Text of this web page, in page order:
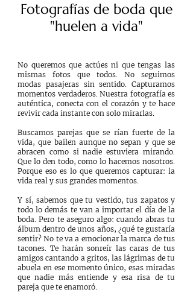
Fotografías de boda que
"huelen a vida"
No queremos que actúes ni que tengas las
mismas fotos que todos. No seguimos
modas pasajeras sin sentido. Capturamos
momentos verdaderos. Nuestra fotografía es
auténtica, conecta con el corazón y te hace
revivir cada instante con solo mirarlas.
Buscamos parejas que se rían fuerte de la
vida, que bailen aunque no sepan y que se
abracen como si nadie estuviera mirando.
Que lo den todo, como lo hacemos nosotros.
Porque eso es lo que queremos capturar: la
vida real y sus grandes momentos.
Y sí, sabemos que tu vestido, tus zapatos y
todo lo demás te van a importar el día de la
boda. Pero te aseguro algo: cuando abras tu
álbum dentro de unos años, ¿qué te gustaría
sentir? No te va a emocionar la marca de tus
tacones. Te harán sonreír las caras de tus
amigos cantando a gritos, las lágrimas de tu
abuela en ese momento único, esas miradas
que nadie más entiende y esa risa de tu
pareja que te enamoró.